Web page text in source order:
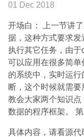
01 Dec 2018
开场白： 上一节讲
据，这种方式要求
执行其它任务，由
可以应用在很多简
的系统中，实时运
断，这个时候就需
教会大家两个知识
数据的程序框架。
具体内容，请看源代